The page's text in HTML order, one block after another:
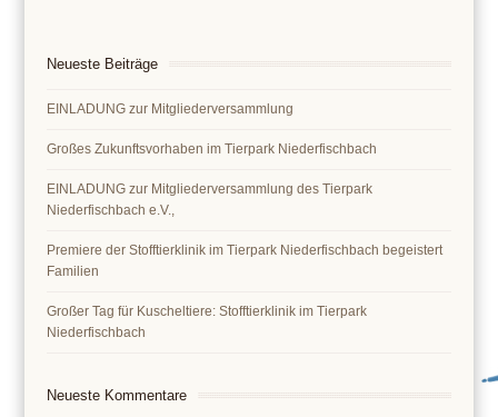
Neueste Beiträge
EINLADUNG zur Mitgliederversammlung
Großes Zukunftsvorhaben im Tierpark Niederfischbach
EINLADUNG zur Mitgliederversammlung des Tierpark
Niederfischbach e.V.,
Premiere der Stofftierklinik im Tierpark Niederfischbach begeistert
Familien
Großer Tag für Kuscheltiere: Stofftierklinik im Tierpark
Niederfischbach
Neueste Kommentare